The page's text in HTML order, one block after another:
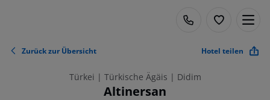
Zurück zur Übersicht Hotel teilen
Türkei | Türkische Ägäis | Didim
Altinersan